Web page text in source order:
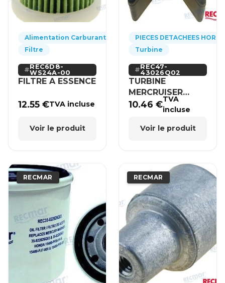
Alimentation Carburant
Filtre
REC6D8-
WS24A-00
FILTRE A ESSENCE
12.55€TVA incluse
Voir le produit
PIECES DETACHEES HORS-
Turbine
REC47-
43026Q02
TURBINE
MERCRUISER
MERCURY BRP
10.46€TVA
incluse
Voir le produit
RECMAR RECMAR